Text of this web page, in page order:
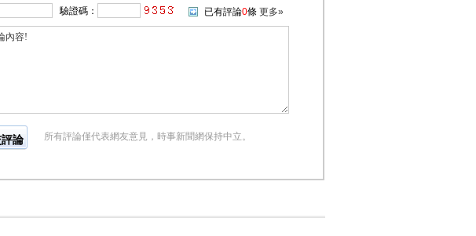
驗證碼： 已有評論0條 更多»
所有評論僅代表網友意見，時事新聞網保持中立。